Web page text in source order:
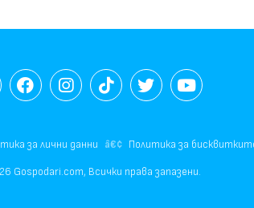
за лични данни Политика за
Gospodari.com, Всички права запазени.